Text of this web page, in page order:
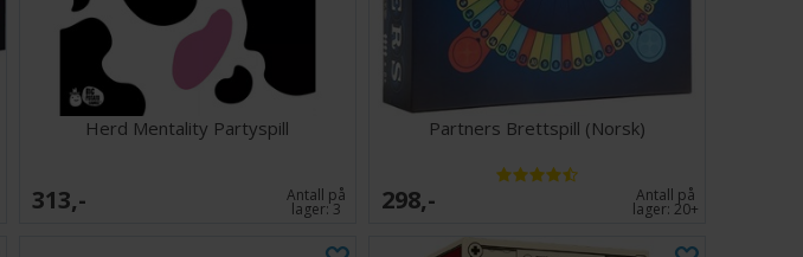
Herd Mentality Partyspill
313,- Antall på
lager:3
Partners Brettspill (Norsk)
298,- Antall på
lager:20+